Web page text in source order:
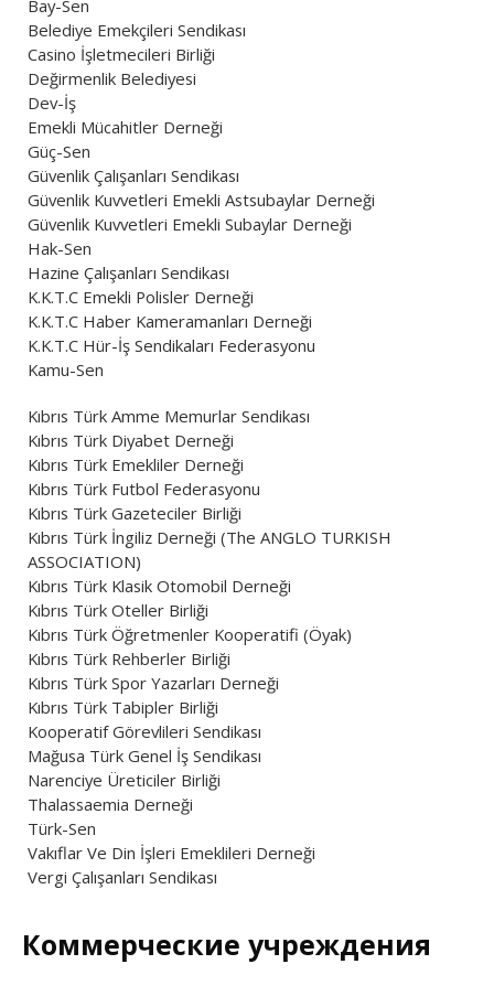
Bay-Sen
Belediye Emekçileri Sendikası
Casino İşletmecileri Birliği
Değirmenlik Belediyesi
Dev-İş
Emekli Mücahitler Derneği
Güç-Sen
Güvenlik Çalışanları Sendikası
Güvenlik Kuvvetleri Emekli Astsubaylar Derneği
Güvenlik Kuvvetleri Emekli Subaylar Derneği
Hak-Sen
Hazine Çalışanları Sendikası
K.K.T.C Emekli Polisler Derneği
K.K.T.C Haber Kameramanları Derneği
K.K.T.C Hür-İş Sendikaları Federasyonu
Kamu-Sen
Kıbrıs Türk Amme Memurlar Sendikası
Kıbrıs Türk Diyabet Derneği
Kıbrıs Türk Emekliler Derneği
Kıbrıs Türk Futbol Federasyonu
Kıbrıs Türk Gazeteciler Birliği
Kıbrıs Türk İngiliz Derneği (The ANGLO TURKISH
ASSOCIATION)
Kıbrıs Türk Klasik Otomobil Derneği
Kıbrıs Türk Oteller Birliği
Kıbrıs Türk Öğretmenler Kooperatifi (Öyak)
Kıbrıs Türk Rehberler Birliği
Kıbrıs Türk Spor Yazarları Derneği
Kıbrıs Türk Tabipler Birliği
Kooperatif Görevlileri Sendikası
Mağusa Türk Genel İş Sendikası
Narenciye Üreticiler Birliği
Thalassaemia Derneği
Türk-Sen
Vakıflar Ve Din İşleri Emeklileri Derneği
Vergi Çalışanları Sendikası
Коммерческие учреждения